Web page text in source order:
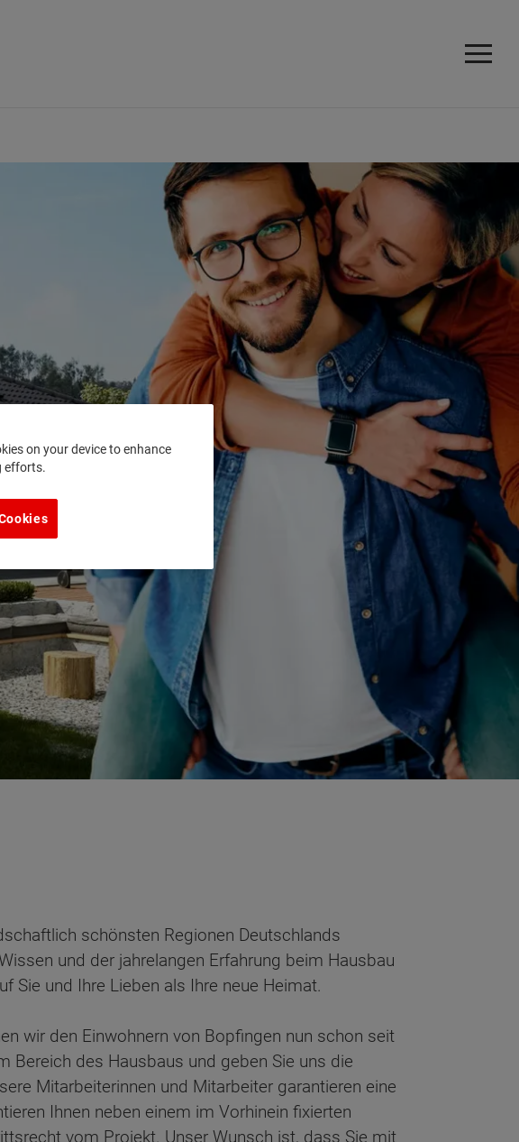
schönsten Regionen Deutschlands
und der jahrelangen Erfahrung beim Hausbau
Sie und Ihre Lieben als Ihre neue Heimat.
wir den Einwohnern von Bopfingen nun schon seit
Bereich des Hausbaus und geben Sie uns die
Mitarbeiterinnen und Mitarbeiter garantieren eine
Ihnen neben einem im Vorhinein fixierten
vom Projekt. Unser Wunsch ist, dass Sie mit
on your device to enhance
efforts.